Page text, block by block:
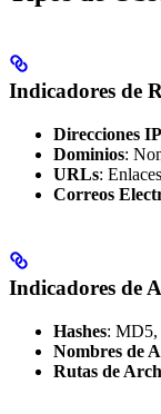
Indicadores de
Direcciones IP
Dominios:
URLs:
Correos
Indicadores de
Hashes:
Nombres de
Rutas de